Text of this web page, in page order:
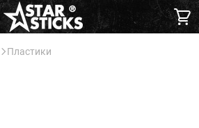
Пластики